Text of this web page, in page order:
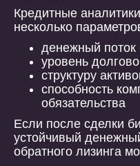
Кредитные
несколько
денежный поток
уровень
структуру
способность
обязательства
Если после сделки
устойчивый
обратного лизинга